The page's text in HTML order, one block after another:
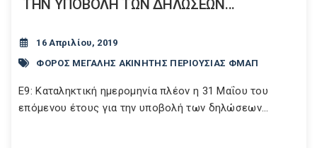
ΤΗΝ ΥΠΟΒΟΛΗ ΤΩΝ ΔΗΛΩΣΕΩΝ...
16 Απριλίου, 2019
ΦΟΡΟΣ ΜΕΓΑΛΗΣ ΑΚΙΝΗΤΗΣ ΠΕΡΙΟΥΣΙΑΣ ΦΜΑΠ
Ε9: Καταληκτική ημερομηνία πλέον η 31 Μαΐου του
επόμενου έτους για την υποβολή των δηλώσεων...